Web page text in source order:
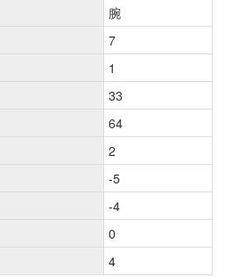
腕
7
1
33
64
2
-5
-4
0
4